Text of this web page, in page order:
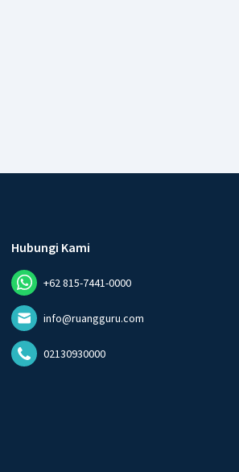
Hubungi Kami
+62 815-7441-0000
info@ruangguru.com
02130930000